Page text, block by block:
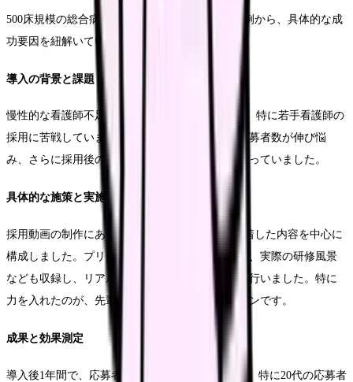
500床規模の総合病院における採用動画の活用事例から、具体的な成
功要因を紐解いていきます。
導入の背景と課題
慢性的な看護師不足に悩んでいたC総合病院では、特に若手看護師の
採用に苦戦していました。従来の採用活動では応募者数が伸び悩
み、さらに採用後の早期離職率の高さも課題となっていました。
具体的な施策と実施プロセス
採用動画の制作にあたり、若手看護師の1日に密着した内容を中心に
構成しました。プリセプター制度の詳細な紹介や、実際の研修風景
なども収録し、リアルな職場環境を伝える工夫を行いました。特に
力を入れたのが、先輩看護師との自然な会話シーンです。
成果と効果測定
導入後1年間で、応募者数が前年比180%に増加し、特に20代の応募者